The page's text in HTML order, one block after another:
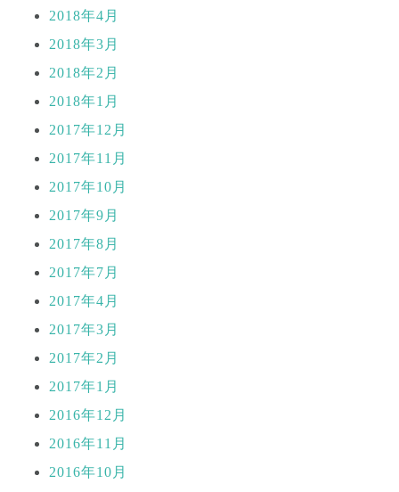
2018年4月
2018年3月
2018年2月
2018年1月
2017年12月
2017年11月
2017年10月
2017年9月
2017年8月
2017年7月
2017年4月
2017年3月
2017年2月
2017年1月
2016年12月
2016年11月
2016年10月